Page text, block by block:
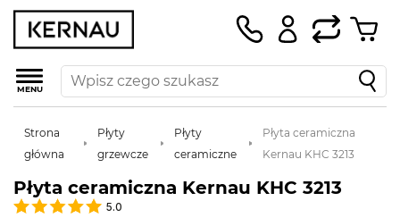
MENU
Strona
główna
Płyty
grzewcze
Płyty
ceramiczne
Płyta ceramiczna
Kernau KHC 3213
Płyta ceramiczna Kernau KHC 3213
5.0